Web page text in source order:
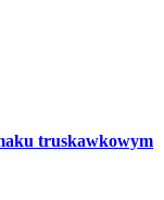
truskawkowym